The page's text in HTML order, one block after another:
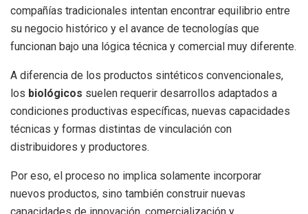
compañías tradicionales intentan encontrar equilibrio entre
su negocio histórico y el avance de tecnologías que
funcionan bajo una lógica técnica y comercial muy diferente.
A diferencia de los productos sintéticos convencionales,
los biológicos suelen requerir desarrollos adaptados a
condiciones productivas específicas, nuevas capacidades
técnicas y formas distintas de vinculación con
distribuidores y productores.
Por eso, el proceso no implica solamente incorporar
nuevos productos, sino también construir nuevas